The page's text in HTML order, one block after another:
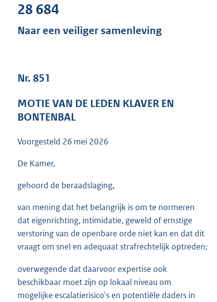
s
e
28 684
Naar een veiliger samenleving
Nr. 851
MOTIE VAN DE LEDEN KLAVER EN
BONTENBAL
Voorgesteld 26 mei 2026
De Kamer,
gehoord de beraadslaging,
van mening dat het belangrijk is om te normeren
dat eigenrichting, intimidatie, geweld of ernstige
verstoring van de openbare orde niet kan en dat dit
vraagt om snel en adequaat strafrechtelijk optreden;
overwegende dat daarvoor expertise ook
beschikbaar moet zijn op lokaal niveau om
mogelijke escalatierisico's en potentiële daders in